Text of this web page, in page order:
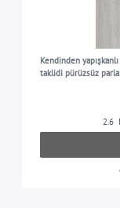
Kendinden
taklidi pürüzsüz
2.6